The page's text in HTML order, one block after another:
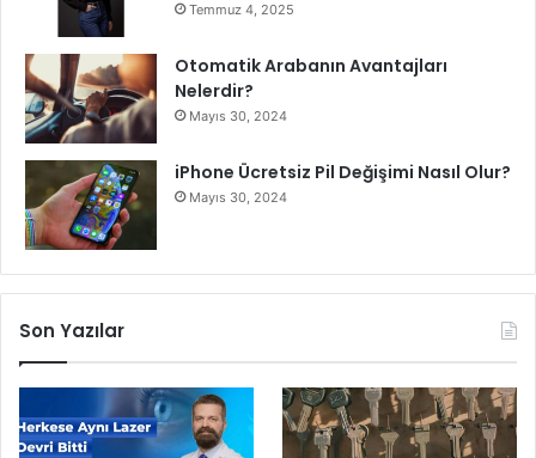
S
u
n
a
B
Ş
e
h
r
Temmuz 4, 2025
Otomatik Arabanın Avantajları
Nelerdir?
Mayıs 30, 2024
iPhone Ücretsiz Pil Değişimi Nasıl Olur?
Mayıs 30, 2024
Son Yazılar